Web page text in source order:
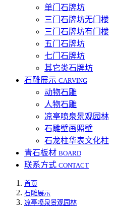
单门石牌坊
三门石牌坊无门楼
三门石牌坊有门楼
五门石牌坊
七门石牌坊
其它类石牌坊
石雕展示 CARVING
动物石雕
人物石雕
凉亭喷泉景观园林
石雕壁画照壁
石龙柱华表文化柱
青石板材 BOARD
联系方式 CONTACT
首页
石雕展示
凉亭喷泉景观园林